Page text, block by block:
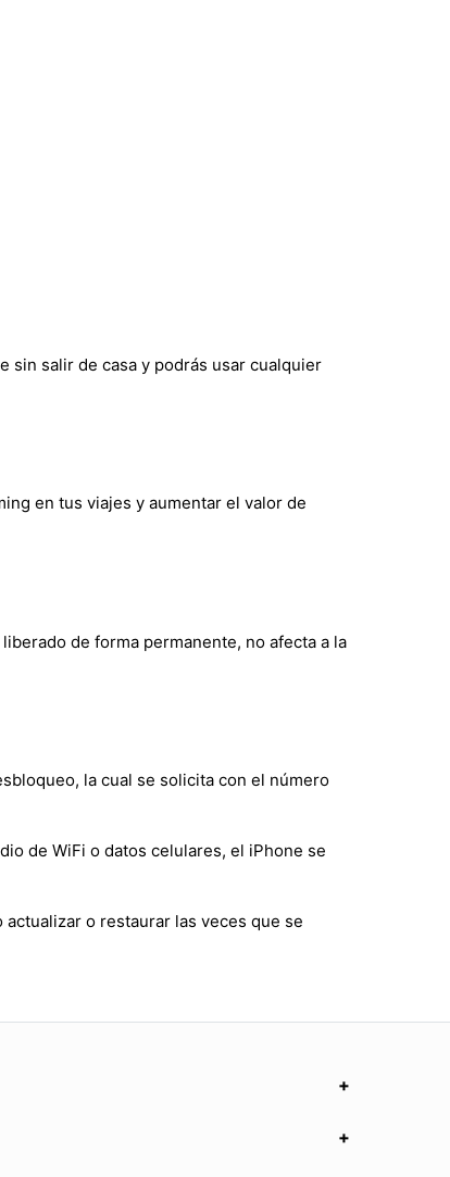
sin salir de casa y podrás usar cualquier
en tus viajes y aumentar el valor de
de forma permanente, no afecta a la
la cual se solicita con el número
de WiFi o datos celulares, el iPhone se
o restaurar las veces que se